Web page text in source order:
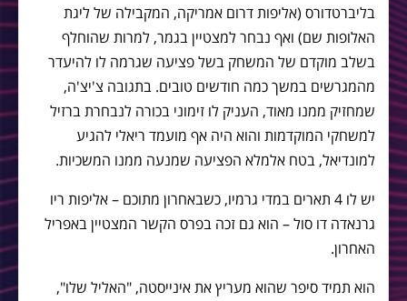
בליברטדורס (אליפות דרום אמריקה, המקבילה של ליגת
האלופות שם) ואף נבחר למצטיין בגמר, למרות שהוחלף
בשלב מוקדם של המשחק בשל פציעה שגרמה לו להיעדר
מהמגרשים במשך כמה חודשים טובים. בתגובה צ'יצ'ה,
שמחזיק ממנו מאוד, העניק לו זימוני בכורה לנבחרת ברזיל
למשחקי המוקדמות והוא היה אף מועמד ריאלי להגיע
למונדיאל, בטח אלמלא הפציעה שמנעה ממנו המשכיות.
יש לו 4 תארים במדי גרמיו, כשבאחרון מתוכם – אליפות ריו
גרנאדה דו סול – הוא גם זכה בפרס הקשר המצטיין באפריל
האחרון.
הוא תמיד סיפר שהוא מעריץ את אינייסטה, "האליל שלו",